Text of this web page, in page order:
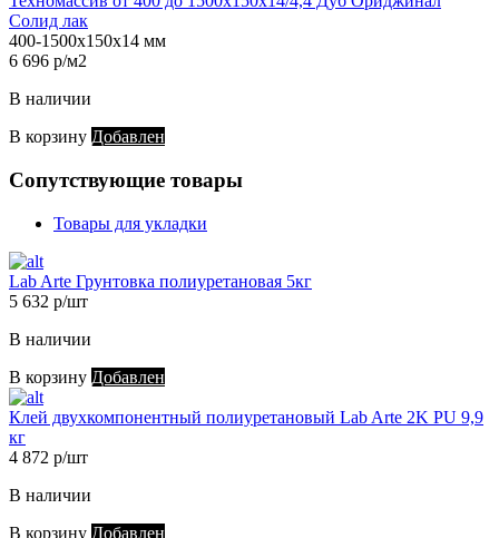
Солид лак
400-1500х150х14 мм
6 696 р/м2
В наличии
В корзину Добавлен
Сопутствующие товары
Товары для укладки
Lab Arte Грунтовка полиуретановая 5кг
5 632 р/шт
В наличии
В корзину Добавлен
Клей двухкомпонентный полиуретановый Lab Arte 2K PU 9,9
кг
4 872 р/шт
В наличии
В корзину Добавлен